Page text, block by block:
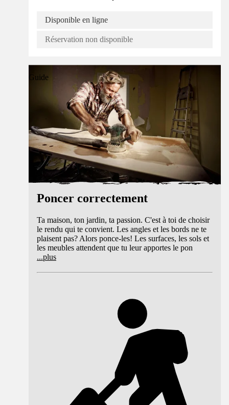
Disponible en ligne
Réservation non disponible
Guide
Poncer correctement
Ta maison, ton jardin, ta passion. C'est à toi de choisir
le rendu qui te convient. Les angles et les bords ne te
plaisent pas? Alors ponce-les! Les surfaces, les sols et
les meubles attendent que tu leur apportes le pon
...plus